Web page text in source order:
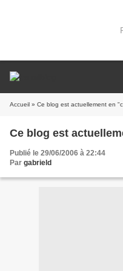
Accueil » Ce blog est actuellement en
Ce blog est
Publié le 29/06/2006 à 22:44
Par gabrield